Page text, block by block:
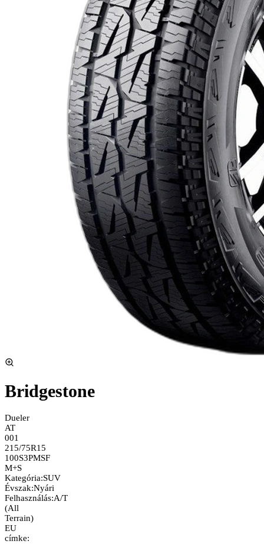
Bridgestone
Dueler
AT
001
215/75R15
100S3PMSF
M+S
Kategória:SUV
Évszak:Nyári
Felhasználás:A/T
(All
Terrain)
EU
címke: